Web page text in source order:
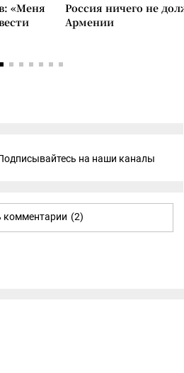
«Меня
Россия ничего не
Армении
на наши каналы
комментарии (2)